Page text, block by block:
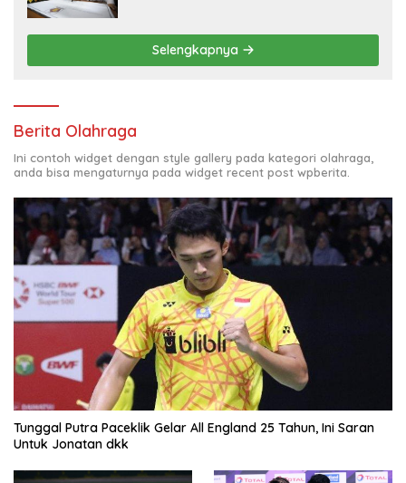
Selengkapnya
Berita Olahraga
Ini contoh widget dengan style gallery pada kategori olahraga,
anda bisa mengaturnya pada widget recent post wpberita.
Tunggal Putra Paceklik Gelar All England 25 Tahun, Ini Saran
Untuk Jonatan dkk